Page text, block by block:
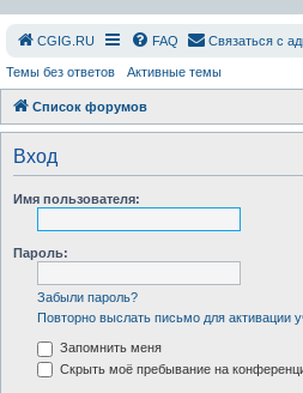
СGIG.RU FAQ Связаться с
Темы без ответов Активные темы
Список форумов
Вход
Имя пользователя:
Пароль:
Забыли пароль?
Повторно выслать письмо для активации
Запомнить меня
Скрыть моё пребывание на